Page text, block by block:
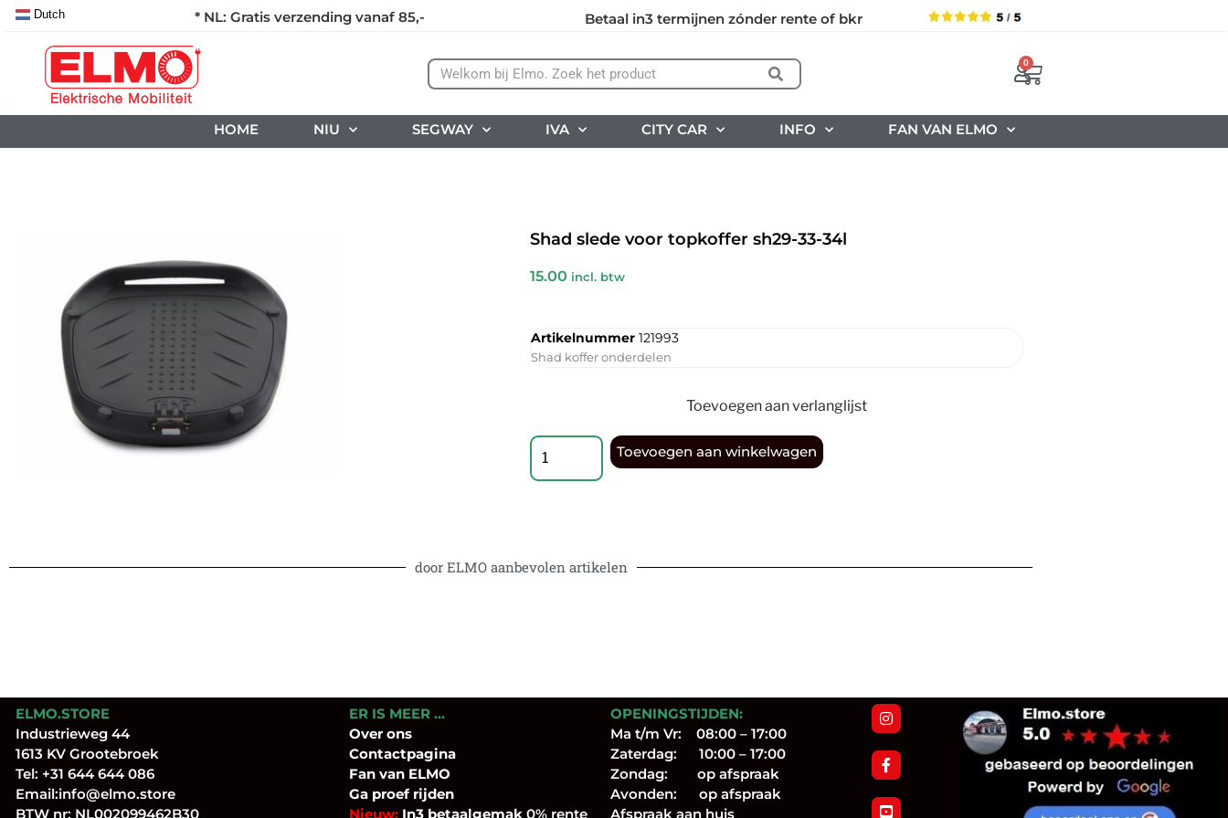
* NL: Gratis verzending vanaf 85,- Betaal in3 termijnen zónder rente of bkr
Dutch
0
HOME NIU SEGWAY IVA CITY CAR INFO FAN VAN ELMO
Shad slede voor topkoffer sh29-33-34l
15.00 incl. btw
Artikelnummer 121993
Shad koffer onderdelen
Toevoegen aan verlanglijst
Toevoegen aan winkelwagen
door ELMO aanbevolen artikelen
ELMO.STORE
Industrieweg 44
1613 KV Grootebroek
Tel: +31 644 644 086
Email:info@elmo.store
BTW nr: NL002099462B30
ER IS MEER …
Over ons
Contactpagina
Fanvan ELMO
Ga proef rijden
Nieuw:In3 betaalgemak 0% rente
OPENINGSTIJDEN:
Ma t/m Vr: 08:00 – 17:00
Zaterdag: 10:00 – 17:00
Zondag: op afspraak
Avonden: op afspraak
Afspraak aan huis